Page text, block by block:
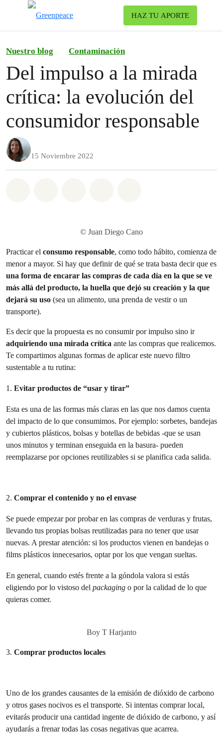
HAZ TU APORTE
Nuestro blog Contaminación
Del impulso a la mirada
crítica: la evolución del
consumidor responsable
15 Noviembre 2022
© Juan Diego Cano
Practicar el consumo responsable, como todo hábito, comienza de
menor a mayor. Si hay que definir de qué se trata basta decir que es
una forma de encarar las compras de cada día en la que se ve
más allá del producto, la huella que dejó su creación y la que
dejará su uso (sea un alimento, una prenda de vestir o un
transporte).
Es decir que la propuesta es no consumir por impulso sino ir
adquiriendo una mirada crítica ante las compras que realicemos.
Te compartimos algunas formas de aplicar este nuevo filtro
sustentable a tu rutina:
1. Evitar productos de “usar y tirar”
Esta es una de las formas más claras en las que nos damos cuenta
del impacto de lo que consumimos. Por ejemplo: sorbetes, bandejas
y cubiertos plásticos, bolsas y botellas de bebidas -que se usan
unos minutos y terminan enseguida en la basura- pueden
reemplazarse por opciones reutilizables si se planifica cada salida.
2. Comprar el contenido y no el envase
Se puede empezar por probar en las compras de verduras y frutas,
llevando tus propias bolsas reutilizadas para no tener que usar
nuevas. A prestar atención: si los productos vienen en bandejas o
films plásticos innecesarios, optar por los que vengan sueltas.
En general, cuando estés frente a la góndola valora si estás
eligiendo por lo vistoso del packaging o por la calidad de lo que
quieras comer.
Boy T Harjanto
3. Comprar productos locales
Uno de los grandes causantes de la emisión de dióxido de carbono
y otros gases nocivos es el transporte. Si intentas comprar local,
evitarás producir una cantidad ingente de dióxido de carbono, y así
ayudarás a frenar todas las cosas negativas que acarrea.